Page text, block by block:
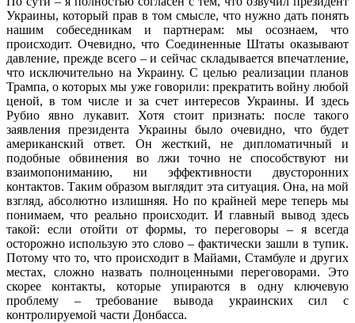
Украины, который прав в том смысле, что нужно дать понять
нашим собеседникам и партнерам: мы осознаем, что
происходит. Очевидно, что Соединенные Штаты оказывают
давление, прежде всего – и сейчас складывается впечатление,
что исключительно на Украину. С целью реализации планов
Трампа, о которых мы уже говорили: прекратить войну любой
ценой, в том числе и за счет интересов Украины. И здесь
Рубио явно лукавит. Хотя стоит признать: после такого
заявления президента Украины было очевидно, что будет
американский ответ. Он жесткий, не дипломатичный и
подобные обвинения во лжи точно не способствуют ни
взаимопониманию, ни эффективности двусторонних
контактов. Таким образом выглядит эта ситуация. Она, на мой
взгляд, абсолютно излишняя. Но по крайней мере теперь мы
понимаем, что реально происходит. И главный вывод здесь
такой: если отойти от формы, то переговоры – я всегда
осторожно использую это слово – фактически зашли в тупик.
Потому что то, что происходит в Майами, Стамбуле и других
местах, сложно назвать полноценными переговорами. Это
скорее контакты, которые упираются в одну ключевую
проблему – требование вывода украинских сил с
контролируемой части Донбасса.